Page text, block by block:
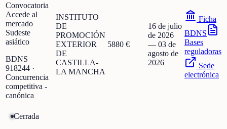
Convocatoria
Accede al
mercado
Sudeste
asiático
BDNS
918244 ·
Concurrencia
competitiva -
canónica
INSTITUTO
DE
PROMOCIÓN
EXTERIOR
DE
CASTILLA-
LA MANCHA
5880 €
16 de julio
de 2026
— 03 de
agosto de
2026
Ficha
BDNS
Bases
reguladoras
Sede
electrónica
Cerrada